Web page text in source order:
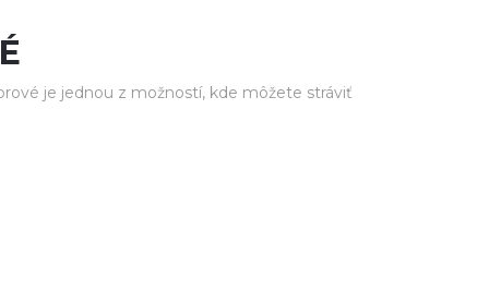
je jednou z možností, kde môžete stráviť